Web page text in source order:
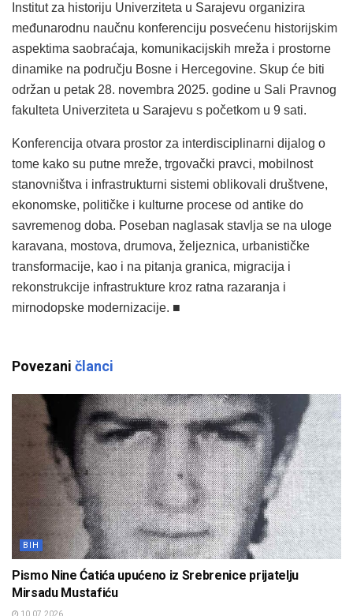
Institut za historiju Univerziteta u Sarajevu organizira
međunarodnu naučnu konferenciju posvećenu historijskim
aspektima saobraćaja, komunikacijskih mreža i prostorne
dinamike na području Bosne i Hercegovine. Skup će biti
održan u petak 28. novembra 2025. godine u Sali Pravnog
fakulteta Univerziteta u Sarajevu s početkom u 9 sati.
Konferencija otvara prostor za interdisciplinarni dijalog o
tome kako su putne mreže, trgovački pravci, mobilnost
stanovništva i infrastrukturni sistemi oblikovali društvene,
ekonomske, političke i kulturne procese od antike do
savremenog doba. Poseban naglasak stavlja se na uloge
karavana, mostova, drumova, željeznica, urbanističke
transformacije, kao i na pitanja granica, migracija i
rekonstrukcije infrastrukture kroz ratna razaranja i
mirnodopske modernizacije. ■
Povezani članci
BIH
Pismo Nine Ćatića upućeno iz Srebrenice prijatelju
Mirsadu Mustafiću
10.07.2026